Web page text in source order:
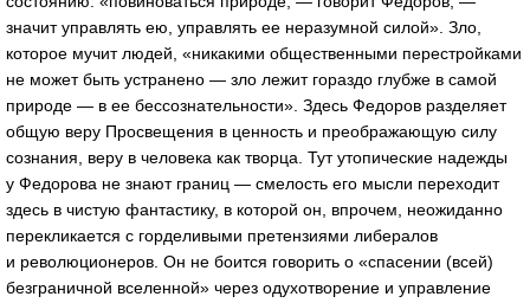
значит управлять ею, управлять ее неразумной силой». Зло,
которое мучит людей, «никакими общественными перестройками
не может быть устранено — зло лежит гораздо глубже в самой
природе — в ее бессознательности». Здесь Федоров разделяет
общую веру Просвещения в ценность и преображающую силу
сознания, веру в человека как творца. Тут утопические надежды
у Федорова не знают границ — смелость его мысли переходит
здесь в чистую фантастику, в которой он, впрочем, неожиданно
перекликается с горделивыми претензиями либералов
и революционеров. Он не боится говорить о «спасении (всей)
безграничной вселенной» через одухотворение и управление